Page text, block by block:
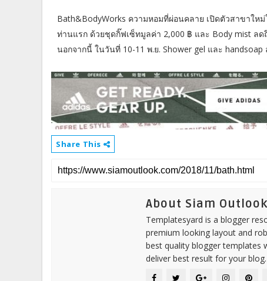
Bath&BodyWorks ความหอมที่ผ่อนคลาย เปิดตัวสาขาให
ท่านแรก ด้วยชุดกิ๊ฟเซ็ทมูลค่า 2,000 ฿ และ Body mist ล
นอกจากนี้ ในวันที่ 10-11 พ.ย. Shower gel และ
Share This
About Siam Outlook
Templatesyard is a blogger
premium looking layout and
best quality blogger templates
deliver best result for your blog.